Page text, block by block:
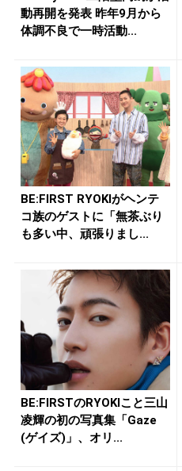
動再開を発表 昨年9月から
体調不良で一時活動...
BE:FIRST RYOKIがヘンテ
コ族のゲストに「無茶ぶり
も多い中、頑張りまし...
BE:FIRSTのRYOKIこと三山
凌輝の初の写真集「Gaze
(ゲイズ)」、オリ...